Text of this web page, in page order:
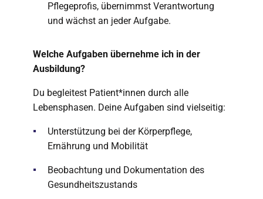
Pflegeprofis, übernimmst Verantwortung
und wächst an jeder Aufgabe.
Welche Aufgaben übernehme ich in der
Ausbildung?
Du begleitest Patient*innen durch alle
Lebensphasen. Deine Aufgaben sind vielseitig:
Unterstützung bei der Körperpflege,
Ernährung und Mobilität
Beobachtung und Dokumentation des
Gesundheitszustands